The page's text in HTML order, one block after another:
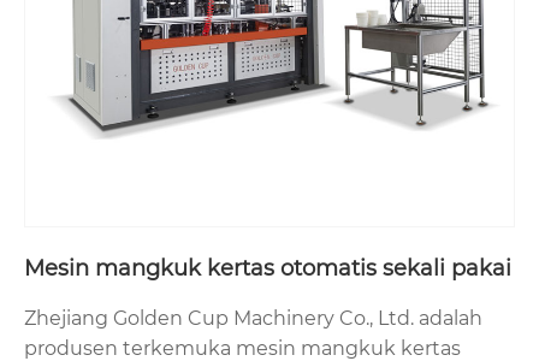
Mesin mangkuk kertas otomatis sekali pakai
Zhejiang Golden Cup Machinery Co., Ltd. adalah
produsen terkemuka mesin mangkuk kertas